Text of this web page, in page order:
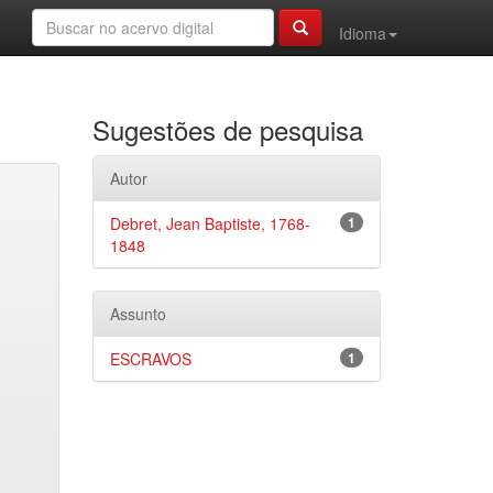
Idioma
Sugestões de pesquisa
Autor
1
Debret, Jean Baptiste, 1768-
1848
Assunto
1
ESCRAVOS